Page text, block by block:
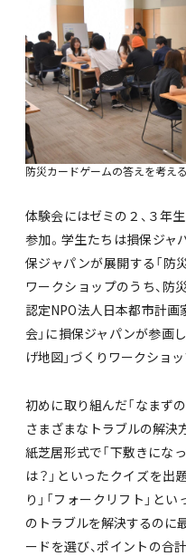
防災カードゲームの答えを考える
体験会にはゼミの２、３年
参加。学生たちは損保ジャ
保ジャパンが展開する「防
ワークショップのうち、防
認定NPO法人日本都市計画
会」に損保ジャパンが参画
げ地図」づくりワークショ
初めに取り組んだ「なまず
さまざまなトラブルの解決
紙芝居形式で「下敷きにな
は？」といったクイズを出題
り」「フォークリフト」と
のトラブルを解決するのに
ードを選び、ポイントの合